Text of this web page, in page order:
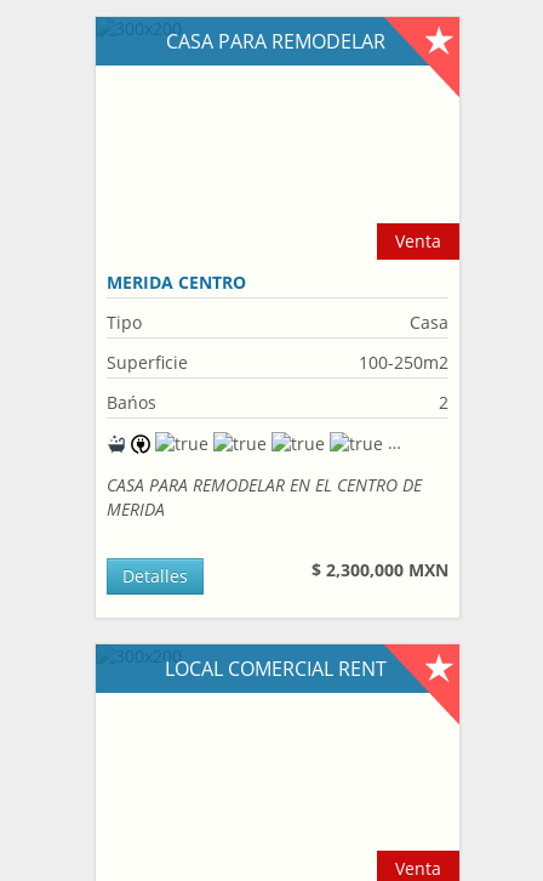
CASA PARA REMODELAR
Venta
MERIDA CENTRO
Tipo
Casa
Superficie
100-250m2
Bańos
2
CASA PARA REMODELAR EN EL CENTRO DE
MERIDA
$ 2,300,000 MXN
Detalles
LOCAL COMERCIAL RENT
Venta